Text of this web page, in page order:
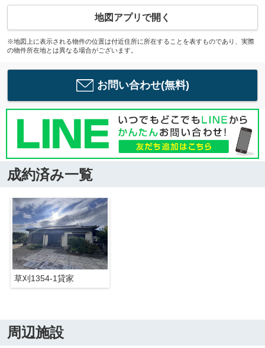
地図アプリで開く
※地図上に表示される物件の位置は付近住所に所在することを表すものであり、実際
の物件所在地とは異なる場合がございます。
お問い合わせ(無料)
成約済み一覧
草刈1354-1貸家
周辺施設